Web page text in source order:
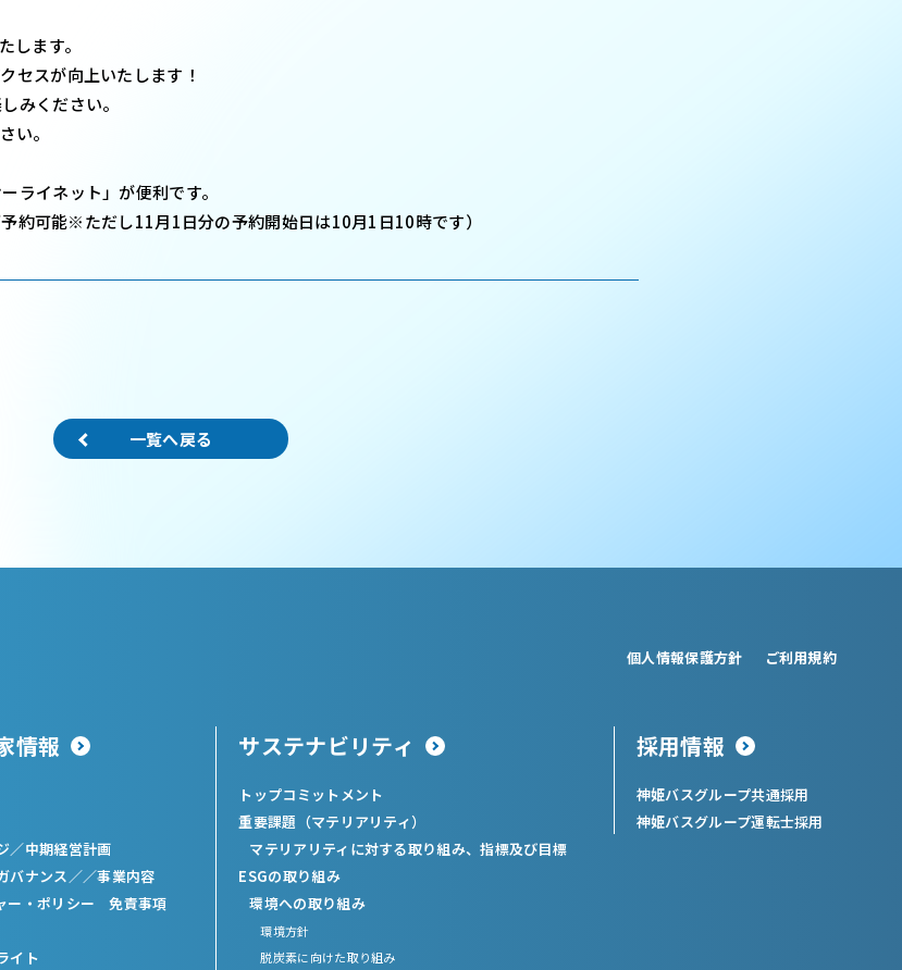
ます。
セスが向上いたします！
みください。
い。
ライネット」が便利です。
約可能※ただし11月1日分の予約開始日は10月1日10時です）
一覧へ戻る
個人情報保護方針 ご利用規約
情報
／中期経営計画
バナンス／／事業内容
ー・ポリシー 免責事項
イト
サステナビリティ
トップコミットメント
重要課題（マテリアリティ）
マテリアリティに対する取り組み、指標及び目標
ESGの取り組み
環境への取り組み
環境方針
脱炭素に向けた取り組み
採用情報
神姫バスグループ共通採用
神姫バスグループ運転士採用